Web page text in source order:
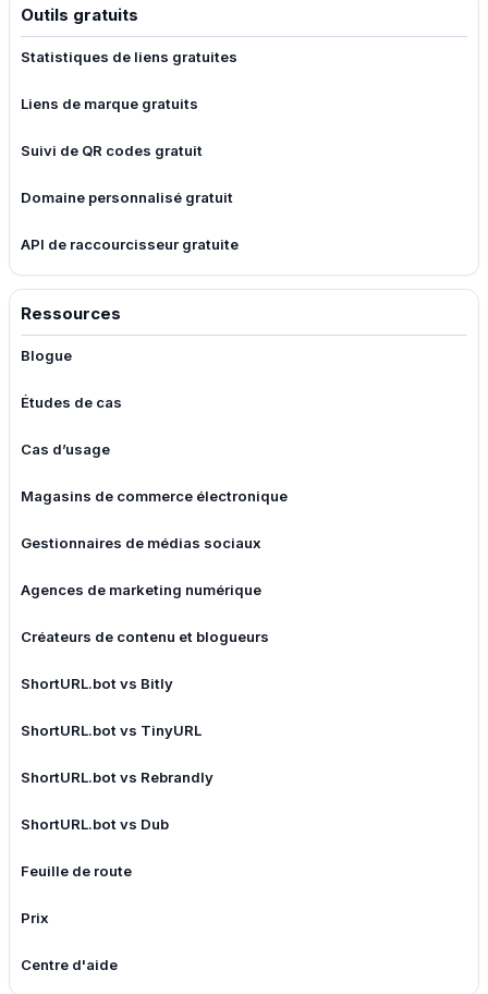
Outils gratuits
Statistiques de liens gratuites
Liens de marque gratuits
Suivi de QR codes gratuit
Domaine personnalisé gratuit
API de raccourcisseur gratuite
Ressources
Blogue
Études de cas
Cas d’usage
Magasins de commerce électronique
Gestionnaires de médias sociaux
Agences de marketing numérique
Créateurs de contenu et blogueurs
ShortURL.bot vs Bitly
ShortURL.bot vs TinyURL
ShortURL.bot vs Rebrandly
ShortURL.bot vs Dub
Feuille de route
Prix
Centre d'aide